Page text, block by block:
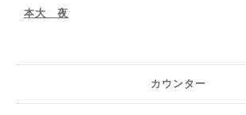
本大 夜
カウンター